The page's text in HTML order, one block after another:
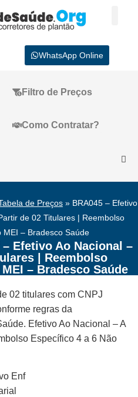
WhatsApp Online
Filtro de Preços
Como Contratar?
de Preços » BRA045 – Efetivo
de 02 Titulares | Reembolso
MEI – Bradesco Saúde
Efetivo Ao Nacional –
| Reembolso
– Bradesco Saúde
02 titulares com CNPJ
regras da
Efetivo Ao Nacional – A
Específico 4 a 6 Não
Enf